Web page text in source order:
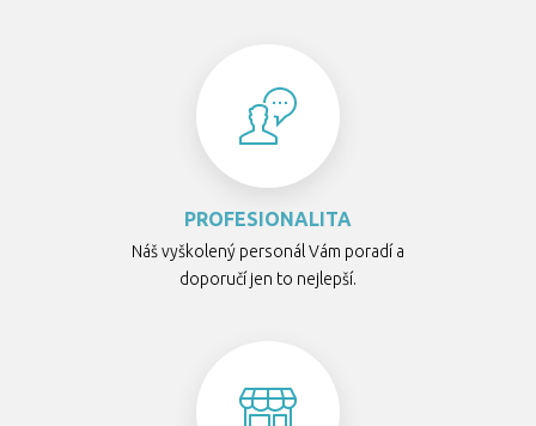
PROFESIONALITA
Náš vyškolený personál Vám poradí a
doporučí jen to nejlepší.